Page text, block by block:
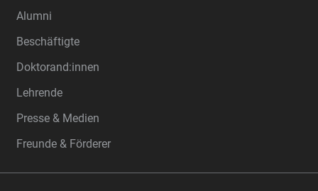
Alumni
Beschäftigte
Doktorand:innen
Lehrende
Presse & Medien
Freunde & Förderer